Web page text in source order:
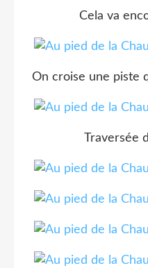
Cela va
On croise une piste
Traversée